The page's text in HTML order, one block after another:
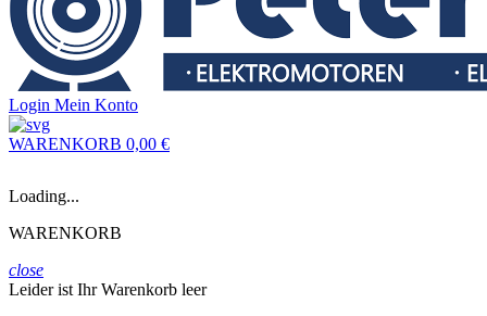
Login Mein Konto
WARENKORB 0,00 €
Loading...
WARENKORB
close
Leider ist Ihr Warenkorb leer